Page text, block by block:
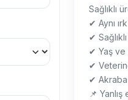
Sağlıklı
✔ Aynı
✔
✔ Yaş ve
✔
✔ Akraba
📌